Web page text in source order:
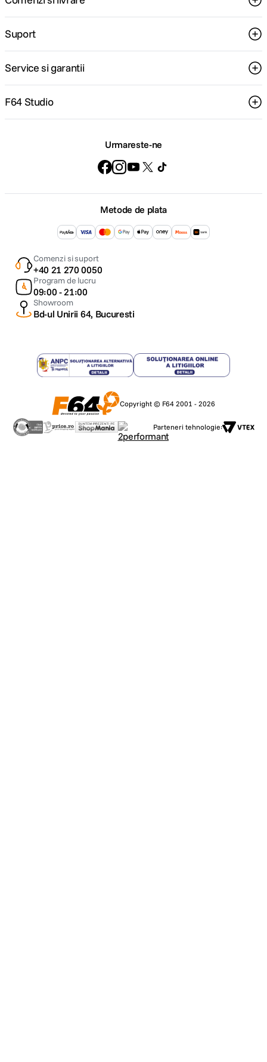
Suport
Service si garantii
F64 Studio
Urmareste-ne
Metode de plata
Comenzi si suport
+40 21 270 0050
Program de lucru
09:00 - 21:00
Showroom
Bd-ul Unirii 64, Bucuresti
Copyright © F64 2001 - 2026
Parteneri tehnologie: